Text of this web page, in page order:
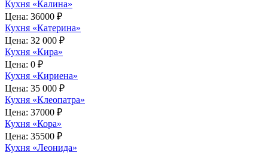
Кухня «Калина»
Цена: 36000 ₽
Кухня «Катерина»
Цена: 32 000 ₽
Кухня «Кира»
Цена: 0 ₽
Кухня «Кириена»
Цена: 35 000 ₽
Кухня «Клеопатра»
Цена: 37000 ₽
Кухня «Кора»
Цена: 35500 ₽
Кухня «Леонида»